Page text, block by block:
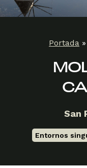
Portada »
San
Entornos